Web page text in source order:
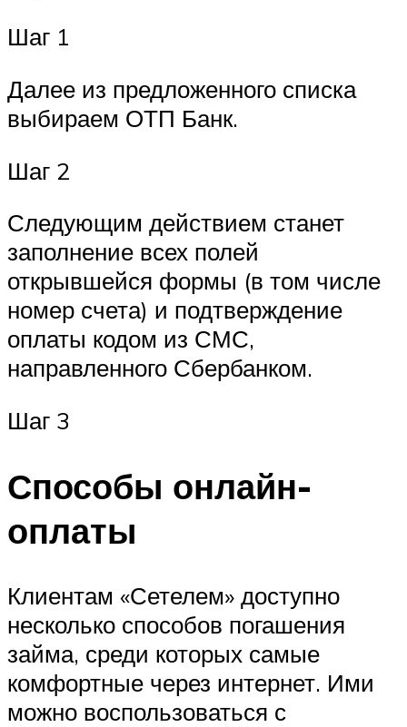
Шаг 1
Далее из предложенного списка
выбираем ОТП Банк.
Шаг 2
Следующим действием станет
заполнение всех полей
открывшейся формы (в том числе
номер счета) и подтверждение
оплаты кодом из СМС,
направленного Сбербанком.
Шаг 3
Способы онлайн-
оплаты
Клиентам «Сетелем» доступно
несколько способов погашения
займа, среди которых самые
комфортные через интернет. Ими
можно воспользоваться с